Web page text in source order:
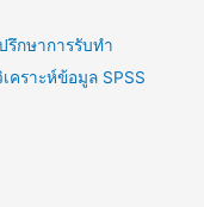
รึกษาการรับทำ
ราะห์ข้อมูล SPSS